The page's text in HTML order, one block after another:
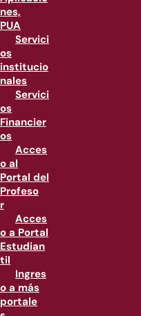
nes,
PUA
Servici
os
institucio
nales
Servici
os
Financier
os
Acces
o al
Portal del
Profeso
r
Acces
o a Portal
Estudian
til
Ingres
o a más
portale